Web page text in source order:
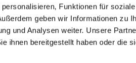
Funktionen für
geben wir Informationen zu
und Analysen weiter. Unsere
ihnen bereitgestellt haben oder die
Abmessungen: